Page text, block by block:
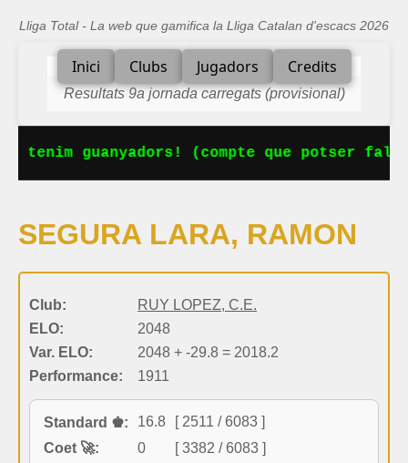
Lliga Total - La web que gamifica la Lliga Catalan d'escacs 2026
Inici Clubs Jugadors Credits
Resultats 9a jornada carregats (provisional)
tenim guanyadors! (compte que potser
SEGURA LARA, RAMON
Club:
RUY LOPEZ, C.E.
ELO:
2048
Var. ELO:
2048 + -29.8 = 2018.2
Performance:
1911
Standard ♚: 16.8
[ 2511 / 6083 ]
Coet 🚀:
0
[ 3382 / 6083 ]